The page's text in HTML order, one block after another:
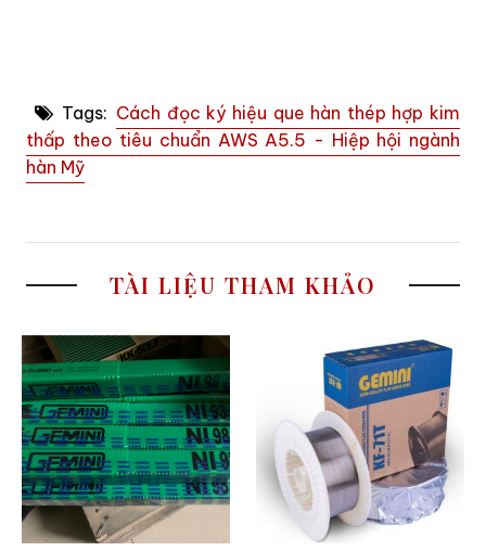
Tags: Cách đọc ký hiệu que hàn thép hợp kim
thấp theo tiêu chuẩn AWS A5.5 - Hiệp hội ngành
hàn Mỹ
TÀI LIỆU THAM KHẢO